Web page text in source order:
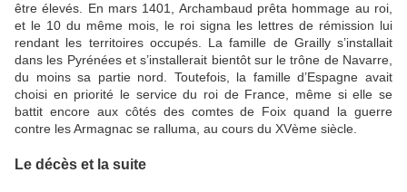
être élevés. En mars 1401, Archambaud prêta hommage au roi,
et le 10 du même mois, le roi signa les lettres de rémission lui
rendant les territoires occupés. La famille de Grailly s’installait
dans les Pyrénées et s’installerait bientôt sur le trône de Navarre,
du moins sa partie nord. Toutefois, la famille d’Espagne avait
choisi en priorité le service du roi de France, même si elle se
battit encore aux côtés des comtes de Foix quand la guerre
contre les Armagnac se ralluma, au cours du XVème siècle.
Le décès et la suite